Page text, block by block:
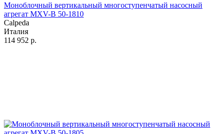
Моноблочный вертикальный многоступенчатый насосный
агрегат MXV-B 50-1810
Calpeda
Италия
114 952 р.